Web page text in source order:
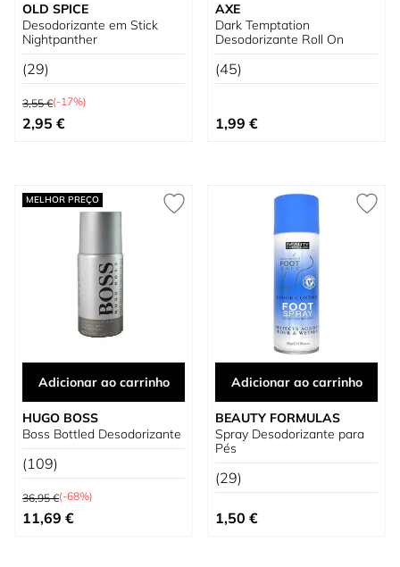
OLD SPICE
Desodorizante em Stick
Nightpanther
(29)
Preço Normal
3,55 €(-17%)
Preço Especial
2,95 €
AXE
Dark Temptation
Desodorizante Roll On
(45)
1,99 €
MELHOR PREÇO
Adicionar ao carrinho
HUGO BOSS
Boss Bottled Desodorizante
(109)
Preço Normal
36,95 €(-68%)
Preço Especial
11,69 €
Adicionar ao carrinho
BEAUTY FORMULAS
Spray Desodorizante para
Pés
(29)
1,50 €